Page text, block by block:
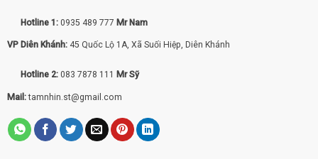
Hotline 1: 0935 489 777 Mr Nam
VP Diên Khánh: 45 Quốc Lộ 1A, Xã Suối Hiệp, Diên Khánh
Hotline 2: 083 7878 111 Mr Sỹ
Mail:tamnhin.st@gmail.com